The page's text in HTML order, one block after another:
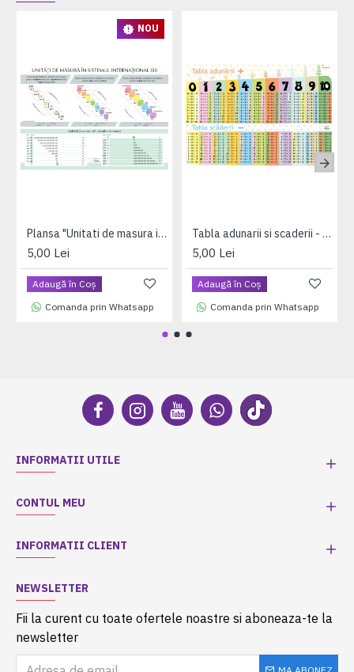
NOU
Plansa "Unitati de masura in sistemul international" A4 (plastifiata cu 2 benzi magnetice pe verso)
5,00 Lei
Adaugă în Coş
Comanda prin Whatsapp
Tabla adunarii si scaderii - A4 (plastifiata+2 benzi magnetice pe verso)
5,00 Lei
Adaugă în Coş
Comanda prin Whatsapp
INFORMATII UTILE
CONTUL MEU
INFORMATII CLIENT
NEWSLETTER
Fii la curent cu toate ofertele noastre si aboneaza-te la
newsletter